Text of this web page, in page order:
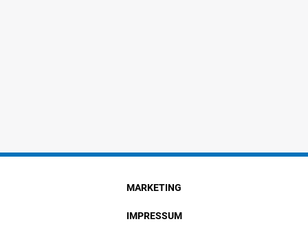
MARKETING
IMPRESSUM